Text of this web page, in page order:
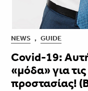
NEWS , GUIDE
Covid-19:
«μόδα» για
προστασίας!